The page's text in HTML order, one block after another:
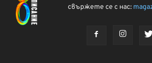
свържете се с нас: